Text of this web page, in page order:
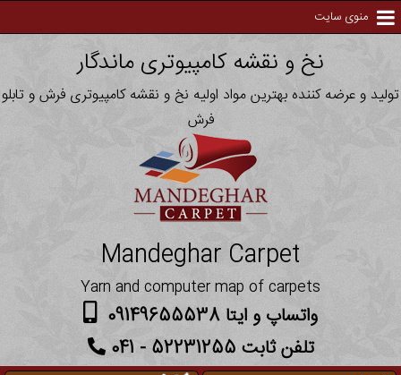
منوی سایت
نخ و نقشه کامپیوتری ماندگار
تولید و عرضه کننده بهترین مواد اولیه نخ و نقشه کامپیوتری فرش و تابلو
فرش
Mandeghar Carpet
Yarn and computer map of carpets
واتساپ و ایتا 09149655538
تلفن ثابت 52231255 - 041